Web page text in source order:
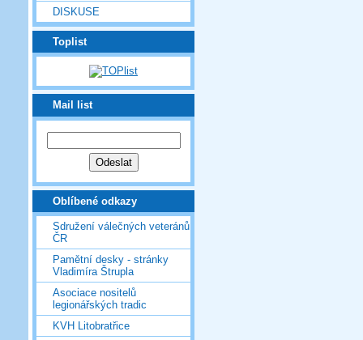
DISKUSE
Toplist
Mail list
Oblíbené odkazy
Sdružení válečných veteránů
ČR
Pamětní desky - stránky
Vladimíra Štrupla
Asociace nositelů
legionářských tradic
KVH Litobratřice